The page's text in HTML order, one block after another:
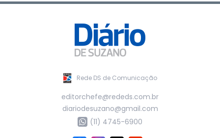
Rede DS de Comunicação
editorchefe@rededs.com.br
diariodesuzano@gmail.com
(11) 4745-6900